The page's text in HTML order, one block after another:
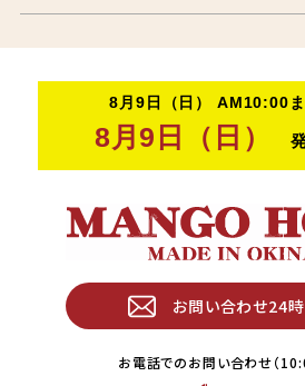
お問い合わせ24
お電話でのお問い合わせ（